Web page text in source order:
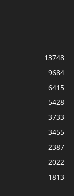
13748
9684
6415
5428
3733
3455
2387
2022
1813